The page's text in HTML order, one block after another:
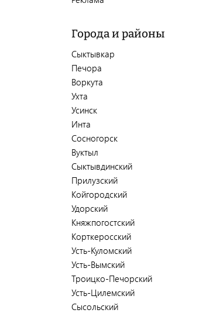
Города и районы
Сыктывкар
Печора
Воркута
Ухта
Усинск
Инта
Сосногорск
Вуктыл
Сыктывдинский
Прилузский
Койгородский
Удорский
Княжпогостский
Корткеросский
Усть-Куломский
Усть-Вымский
Троицко-Печорский
Усть-Цилемский
Сысольский